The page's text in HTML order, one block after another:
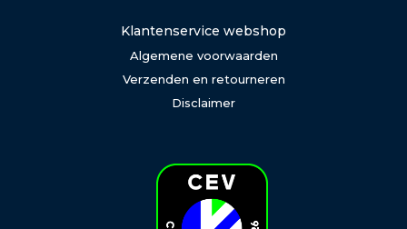
Klantenservice webshop
Algemene voorwaarden
Verzenden en retourneren
Disclaimer